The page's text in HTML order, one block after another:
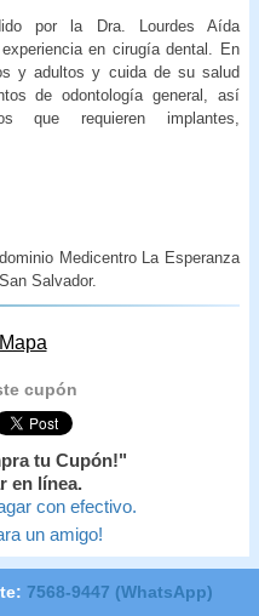
por la Dra. Lourdes Aída
en cirugía dental. En
y adultos y cuida de su salud
de odontología general, así
que requieren implantes,
Medicentro La Esperanza
Salvador.
cupón
tu Cupón!"
en línea.
con efectivo.
un amigo!
7568-9447 (WhatsApp)